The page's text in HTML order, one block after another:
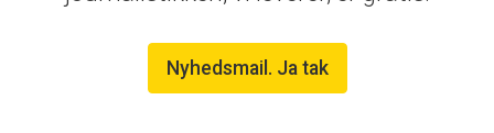
Nyhedsmail. Ja tak